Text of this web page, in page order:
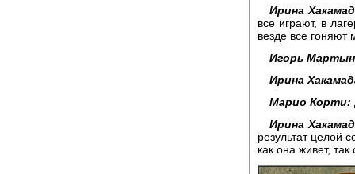
Ирина
все играют, в
везде все гоняют
Игорь
Ирина
Марио Корти:
Ирина
результат целой
как она живет, так